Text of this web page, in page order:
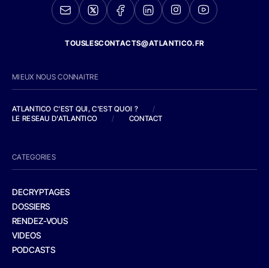
TOUSLESCONTACTS@ATLANTICO.FR
MIEUX NOUS CONNAITRE
ATLANTICO C'EST QUI, C'EST QUOI ?
/
LE RESEAU D'ATLANTICO
/ CONTACT
CATEGORIES
DECRYPTAGES
DOSSIERS
RENDEZ-VOUS
VIDEOS
PODCASTS